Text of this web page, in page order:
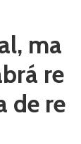
ma
re
de re